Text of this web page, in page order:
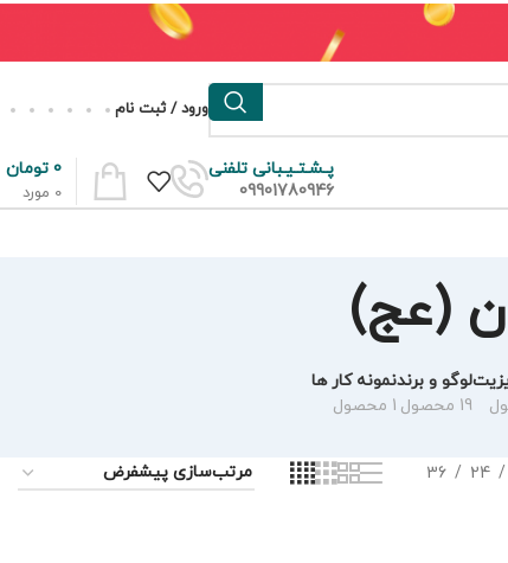
ورود / ثبت نام
پـشـتـیـبانی تلفنی
09901780946
0 مورد
0 تومان
(عج)
لوگو و برند
19 محصول
نمونه کار ها
1 محصول
24
36